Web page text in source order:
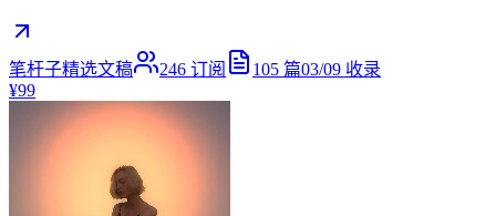
笔杆子精选文稿 246 订阅 105 篇03/09 收录
¥99